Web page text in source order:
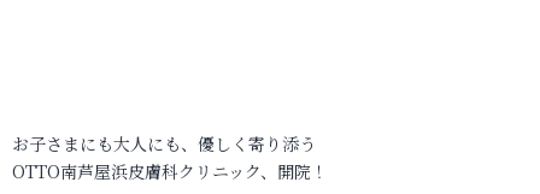
お子さまにも大人にも、優しく寄り添う
OTTO南芦屋浜皮膚科クリニック、開院！